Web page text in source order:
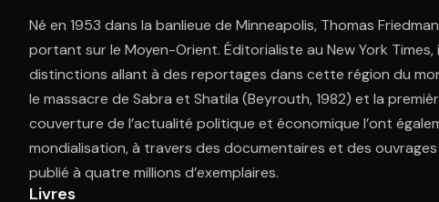
Né en 1953 dans la banlieue de Minneapolis, Thomas
portant sur le Moyen-Orient. Éditorialiste au New York
distinctions allant à des reportages dans cette région du
le massacre de Sabra et Shatila (Beyrouth, 1982) et la
couverture de l’actualité politique et économique l’ont
mondialisation, à travers des documentaires et des
publié à quatre millions d’exemplaires.
Livres